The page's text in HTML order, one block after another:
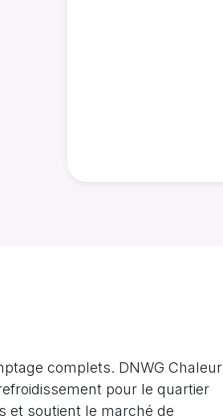
complets. DNWG Chaleur
pour le quartier
et soutient le marché de